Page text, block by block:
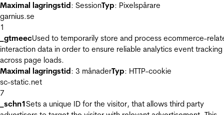
Maximal lagringstid: SessionTyp: Pixelspårare
garnius.se
1
_gtmeecUsed to temporarily store and process ecommerce-
interaction data in order to ensure reliable analytics event tracking
across page loads.
Maximal lagringstid: 3 månaderTyp: HTTP-cookie
sc-static.net
7
_schn1Sets a unique ID for the visitor, that allows third party